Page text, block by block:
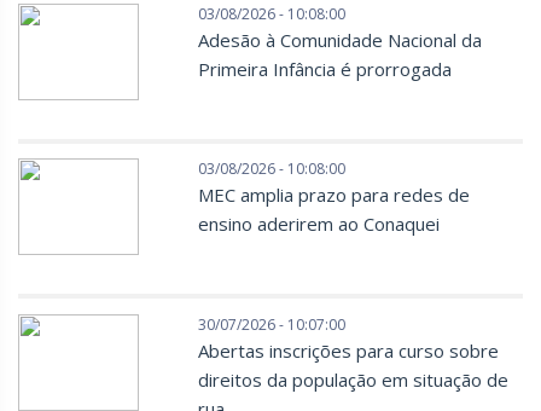
03/08/2026 - 10:08:00
Adesão à Comunidade Nacional da
Primeira Infância é prorrogada
03/08/2026 - 10:08:00
MEC amplia prazo para redes de
ensino aderirem ao Conaquei
30/07/2026 - 10:07:00
Abertas inscrições para curso sobre
direitos da população em situação de